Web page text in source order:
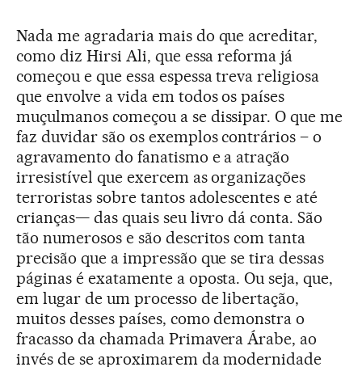
Nada me agradaria mais do que acreditar,
como diz Hirsi Ali, que essa reforma já
começou e que essa espessa treva religiosa
que envolve a vida em todos os países
muçulmanos começou a se dissipar. O que me
faz duvidar são os exemplos contrários – o
agravamento do fanatismo e a atração
irresistível que exercem as organizações
terroristas sobre tantos adolescentes e até
crianças— das quais seu livro dá conta. São
tão numerosos e são descritos com tanta
precisão que a impressão que se tira dessas
páginas é exatamente a oposta. Ou seja, que,
em lugar de um processo de libertação,
muitos desses países, como demonstra o
fracasso da chamada Primavera Árabe, ao
invés de se aproximarem da modernidade